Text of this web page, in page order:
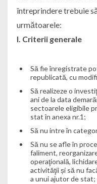
întreprindere trebuie
următoarele:
I. Criterii generale
Să fie înregistrate
republicată, cu
Să realizeze o
ani de la data
sectoarele eligibile
stat în anexa nr.1;
Să nu intre în
Să nu se afle în
faliment,
operaţională,
activităţii și să nu
a unui ajutor de stat;